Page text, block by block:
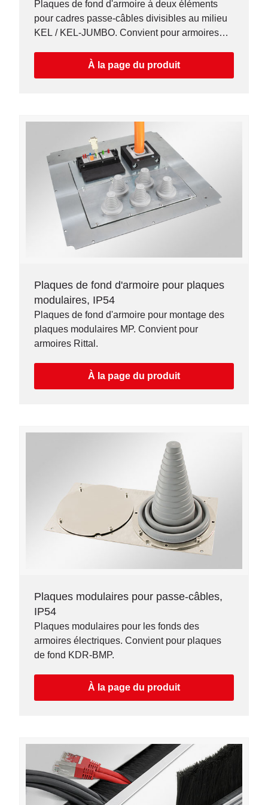
Plaques de fond d'armoire à deux éléments
pour cadres passe-câbles divisibles au milieu
KEL / KEL-JUMBO. Convient pour armoires
À la page du produit
Plaques de fond d'armoire pour plaques
modulaires, IP54
Plaques de fond d'armoire pour montage des
plaques modulaires MP. Convient pour
armoires Rittal.
À la page du produit
Plaques modulaires pour passe-câbles,
IP54
Plaques modulaires pour les fonds des
armoires électriques. Convient pour plaques
de fond KDR-BMP.
À la page du produit